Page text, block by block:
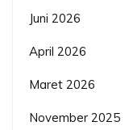
Juni 2026
April 2026
Maret 2026
November 2025